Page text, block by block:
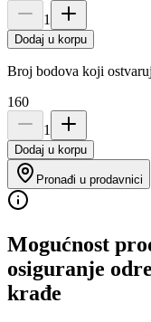
1
Dodaj u korpu
Broj bodova koji
160
1
Dodaj u korpu
Pronađi u prodavnici
Mogućnost
osiguranje
krađe